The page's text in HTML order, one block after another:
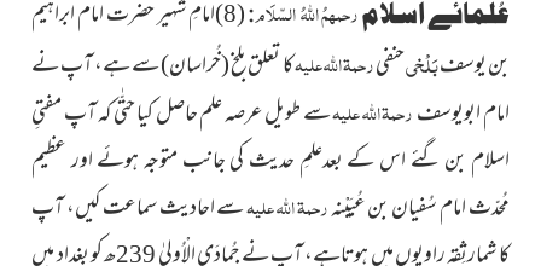
عُلَمائے اسلامرحمہمُ اللہُ السّلَام:
(8)امامِ شہیر حضرت امام ابراہیم
بن یوسفبَلْخیحنفیرحمۃ اللہ علیہکا تعلق بلخ(خُراسان)سے ہے، آپ نے
امام ابویوسفرحمۃ اللہ علیہسے طویل عرصہ علم حاصل کیا حتّٰی کہ آپ مفتیِ
اسلام بن گئے اس کے بعدعلمِ حدیث کی جانب متوجہ ہوئے اور عظیم
مُحدّث امام سُفیان بن عُیَیْنہرحمۃ اللہ علیہسے احادیث سماعت کیں، آپ